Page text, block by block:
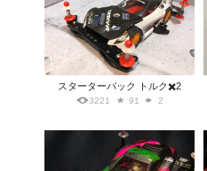
スターターパック トルク✖️2
3221 91 2